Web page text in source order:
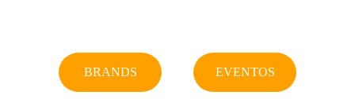
BRANDS EVENTOS